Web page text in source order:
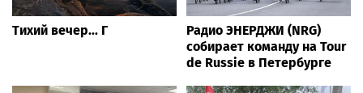
Тихий вечер... Г
Радио ЭНЕРДЖИ (NRG)
собирает команду на Tour
de Russie в Петербурге